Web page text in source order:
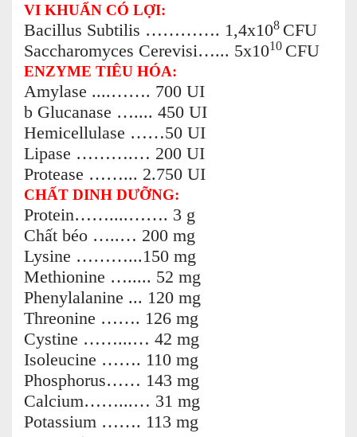
VI KHUẨN CÓ LỢI:
Bacillus Subtilis …………. 1,4x108 CFU
Saccharomyces Cerevisi…... 5x1010 CFU
ENZYME TIÊU HÓA:
Amylase ....……. 700 UI
b Glucanase ….... 450 UI
Hemicellulase ……50 UI
Lipase ……….… 200 UI
Protease ……... 2.750 UI
CHẤT DINH DƯỠNG:
Protein……....……. 3 g
Chất béo …..… 200 mg
Lysine ………...150 mg
Methionine …..... 52 mg
Phenylalanine ... 120 mg
Threonine ……. 126 mg
Cystine ……...… 42 mg
Isoleucine ……. 110 mg
Phosphorus…… 143 mg
Calcium……...… 31 mg
Potassium ……. 113 mg